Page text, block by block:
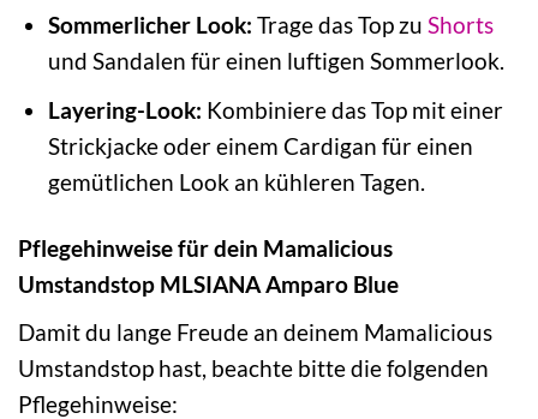
Sommerlicher Look: Trage das Top zu Shorts
und Sandalen für einen luftigen Sommerlook.
Layering-Look: Kombiniere das Top mit einer
Strickjacke oder einem Cardigan für einen
gemütlichen Look an kühleren Tagen.
Pflegehinweise für dein Mamalicious
Umstandstop MLSIANA Amparo Blue
Damit du lange Freude an deinem Mamalicious
Umstandstop hast, beachte bitte die folgenden
Pflegehinweise: